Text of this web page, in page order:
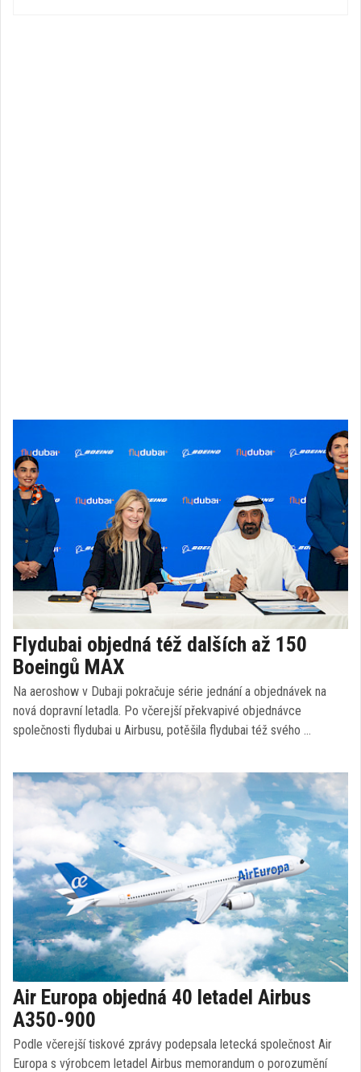
Flydubai objedná též dalších až 150
Boeingů MAX
Na aeroshow v Dubaji pokračuje série jednání a objednávek na
nová dopravní letadla. Po včerejší překvapivé objednávce
společnosti flydubai u Airbusu, potěšila flydubai též svého …
Air Europa objedná 40 letadel Airbus
A350-900
Podle včerejší tiskové zprávy podepsala letecká společnost Air
Europa s výrobcem letadel Airbus memorandum o porozumění